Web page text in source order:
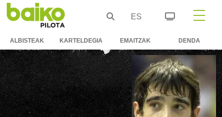
ES
ALBISTEAK KARTELDEGIA EMAITZAK DENDA